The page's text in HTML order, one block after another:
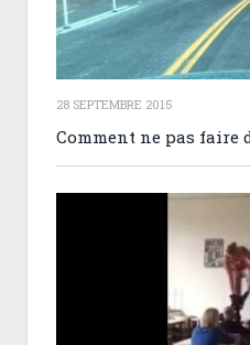
28 SEPTEMBRE 2015
Comment ne pas faire